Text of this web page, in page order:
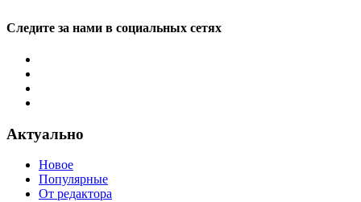
Следите за нами в социальных сетях
Актуально
Новое
Популярные
От редактора